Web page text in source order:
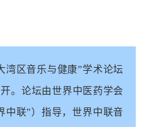
湾区音乐与健康”学术论坛
。论坛由世界中医药学会
中联”）指导，世界中联音